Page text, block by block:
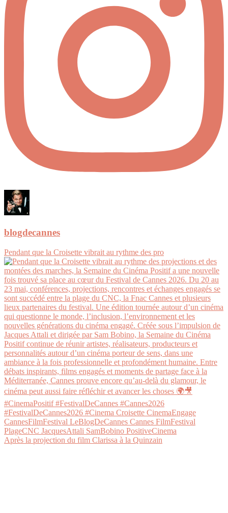
blogdecannes
Pendant que la Croisette vibrait au rythme des pro
Après la projection du film Clarissa à la Quinzain